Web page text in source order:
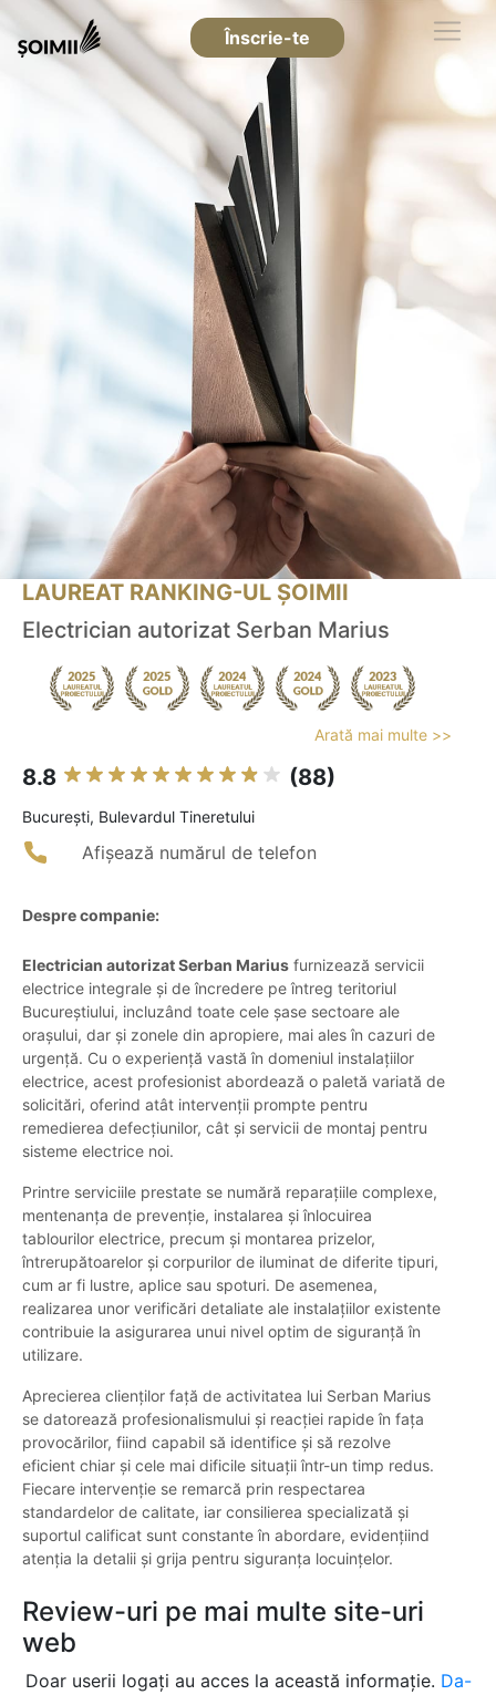
Înscrie-te
LAUREAT RANKING-UL ȘOIMII
Electrician autorizat Serban Marius
Arată mai multe >>
8.8 (88)
Bucureşti, Bulevardul Tineretului
Afișează numărul de telefon
Despre companie:
Electrician autorizat Serban Marius furnizează servicii
electrice integrale și de încredere pe întreg teritoriul
Bucureștiului, incluzând toate cele șase sectoare ale
orașului, dar și zonele din apropiere, mai ales în cazuri de
urgență. Cu o experiență vastă în domeniul instalațiilor
electrice, acest profesionist abordează o paletă variată de
solicitări, oferind atât intervenții prompte pentru
remedierea defecțiunilor, cât și servicii de montaj pentru
sisteme electrice noi.
Printre serviciile prestate se numără reparațiile complexe,
mentenanța de prevenție, instalarea și înlocuirea
tablourilor electrice, precum și montarea prizelor,
întrerupătoarelor și corpurilor de iluminat de diferite tipuri,
cum ar fi lustre, aplice sau spoturi. De asemenea,
realizarea unor verificări detaliate ale instalațiilor existente
contribuie la asigurarea unui nivel optim de siguranță în
utilizare.
Aprecierea clienților față de activitatea lui Serban Marius
se datorează profesionalismului și reacției rapide în fața
provocărilor, fiind capabil să identifice și să rezolve
eficient chiar și cele mai dificile situații într-un timp redus.
Fiecare intervenție se remarcă prin respectarea
standardelor de calitate, iar consilierea specializată și
suportul calificat sunt constante în abordare, evidențiind
atenția la detalii și grija pentru siguranța locuințelor.
Review-uri pe mai multe site-uri
web
Doar userii logați au acces la această informație. Da-